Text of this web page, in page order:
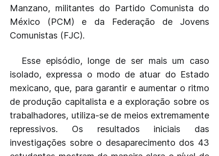
Manzano, militantes do Partido Comunista do
México (PCM) e da Federação de Jovens
Comunistas (FJC).
Esse episódio, longe de ser mais um caso
isolado, expressa o modo de atuar do Estado
mexicano, que, para garantir e aumentar o ritmo
de produção capitalista e a exploração sobre os
trabalhadores, utiliza-se de meios extremamente
repressivos. Os resultados iniciais das
investigações sobre o desaparecimento dos 43